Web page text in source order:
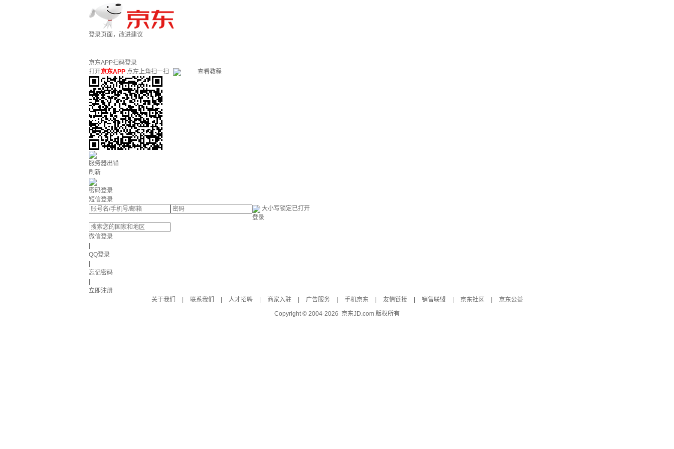
登录页面，改进建议
京东APP扫码登录
打开京东APP 点左上角扫一扫 查看教程
服务器出错
刷新
密码登录
短信登录
大小写锁定已打开
登录
微信登录
QQ登录
忘记密码
立即注册
关于我们
联系我们 人才招聘 商家入驻 广告服务 手机京东 友情链接 销售联盟 京东社区
京东公益
Copyright © 2004-2026 京东JD.com 版权所有